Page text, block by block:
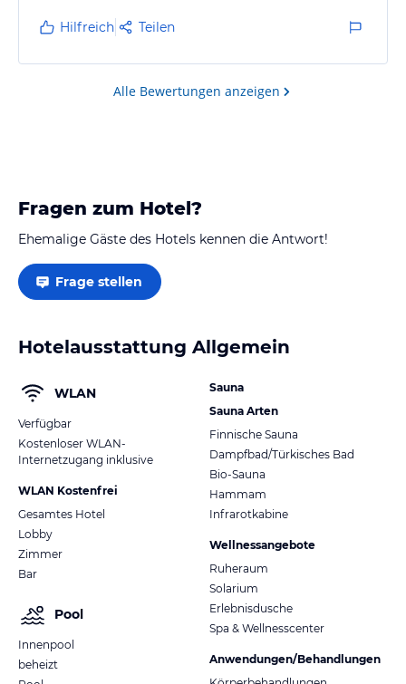
Hilfreich Teilen
Alle Bewertungen anzeigen
Fragen zum Hotel?
Ehemalige Gäste des Hotels kennen die Antwort!
Frage stellen
Hotelausstattung Allgemein
WLAN
Verfügbar
Kostenloser WLAN-
Internetzugang inklusive
WLAN Kostenfrei
Gesamtes Hotel
Lobby
Zimmer
Bar
Pool
Innenpool
beheizt
Sauna
Sauna Arten
Finnische Sauna
Dampfbad/Türkisches Bad
Bio-Sauna
Hammam
Infrarotkabine
Wellnessangebote
Ruheraum
Solarium
Erlebnisdusche
Spa & Wellnesscenter
Anwendungen/Behandlungen